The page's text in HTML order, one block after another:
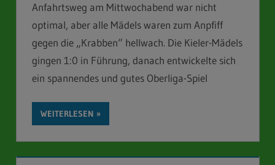
Anfahrtsweg am Mittwochabend war nicht
optimal, aber alle Mädels waren zum Anpfiff
gegen die „Krabben“ hellwach. Die Kieler-Mädels
gingen 1:0 in Führung, danach entwickelte sich
ein spannendes und gutes Oberliga-Spiel
WEITERLESEN